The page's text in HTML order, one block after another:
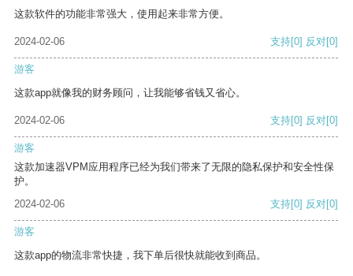
这款软件的功能非常强大，使用起来非常方便。
2024-02-06 支持[0] 反对[0]
游客
这款app就像我的财务顾问，让我能够省钱又省心。
2024-02-06 支持[0] 反对[0]
游客
这款加速器VPM应用程序已经为我们带来了无限的隐私保护和安全性保
护。
2024-02-06
支持[0] 反对[0]
游客
这款app的物流非常快捷，我下单后很快就能收到商品。